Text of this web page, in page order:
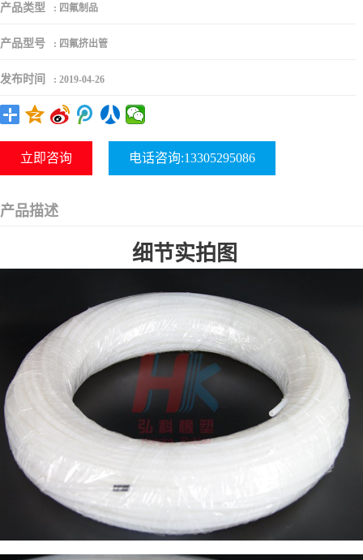
产品类型 : 四氟制品
产品型号 : 四氟挤出管
发布时间 : 2019-04-26
立即咨询 电话咨询:13305295086
产品描述
细节实拍图